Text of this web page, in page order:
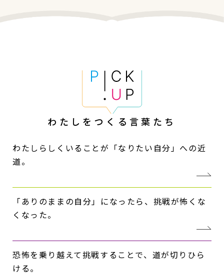
わたしをつくる 言葉たち
わたしらしくいることが「なりたい自分」への近
道。
「ありのままの自分」になったら、挑戦が怖くな
くなった。
恐怖を乗り越えて挑戦することで、道が切りひら
ける。